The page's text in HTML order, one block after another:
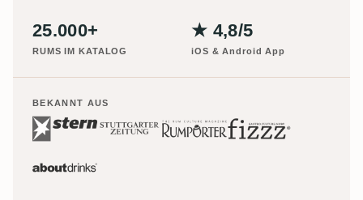
25.000+
RUMS IM KATALOG
★ 4,8/5
iOS & Android App
BEKANNT AUS